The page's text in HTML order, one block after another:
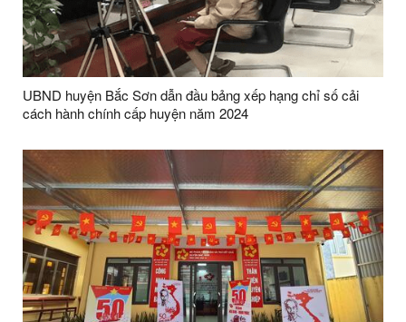
UBND huyện Bắc Sơn dẫn đầu bảng xếp hạng chỉ số cải
cách hành chính cấp huyện năm 2024